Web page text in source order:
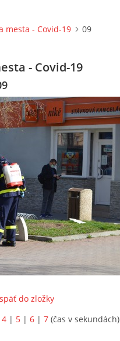
mesta - Covid-19 09
- Covid-19
do zložky
4 | 5 | 6 | 7 (čas v sekundách)